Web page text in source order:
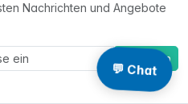
Nachrichten und Angebote
Eintragen
💬 Chat